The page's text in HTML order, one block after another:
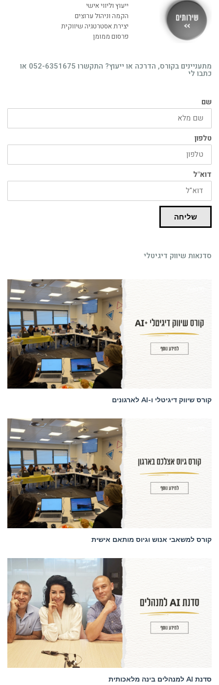
ייעוץ וליווי אישי
הקמה וניהול ערוצים
יצירת אסטרטגיה שיווקית
פרסום ממומן
מתעניינים בקורס, הדרכה או ייעוץ? התקשרו 052-6351675 או
כתבו לי
שם
טלפון
דוא"ל
שליחה
סדנאות שיווק דיגיטלי
קורס שיווק דיגיטלי ו-AI לארגונים
קורס למשאבי אנוש וגיוס מותאם אישית
סדנת AI למנהלים בינה מלאכותית
בדרך אליך